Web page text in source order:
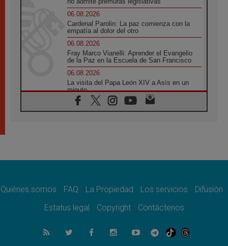
06.08.2026
Cardenal Parolin: La paz comienza con la
empatía al dolor del otro
06.08.2026
Fray Marco Vianelli: Aprender el Evangelio
de la Paz en la Escuela de San Francisco
06.08.2026
La visita del Papa León XIV a Asís en un
minuto
06.08.2026
El agradecimiento de los jóvenes al Papa:
Comienzan "Diez Días Oración por la Paz"
Pizzaballa en Asís: los cristianos quieren
06.08.2026
Sturla: La visita de León XIV será una buena
Quiénes somos FAQ La Propiedad Los servicios
Difusión
Estatus legal
Copyright Contáctenos